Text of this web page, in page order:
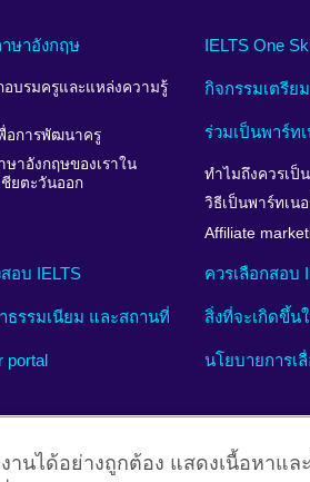
ษาอังกฤษ
อบรมครูและแหล่งความรู้
อการพัฒนาครู
ษาอังกฤษของเราใน
ยตะวันออก
IELTS One
กิจกรรมเตรีย
ร่วมเป็นพาร์ท
ทำไมถึงควรเป็
วิธีเป็นพาร์ทเนอ
Affiliate
อบ IELTS ควรเลือกสอบ
ธรรมเนียม และสถานที่ สิ่งที่จะเกิดขึ้น
portal นโยบายการเ
งานได้อย่างถูกต้อง แสดงเนื้อหา